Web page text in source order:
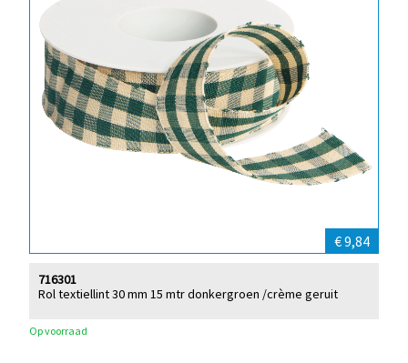
€ 9,84
Rol textiellint 30 mm 15 mtr donkergroen /crème geruit
716301
Op voorraad